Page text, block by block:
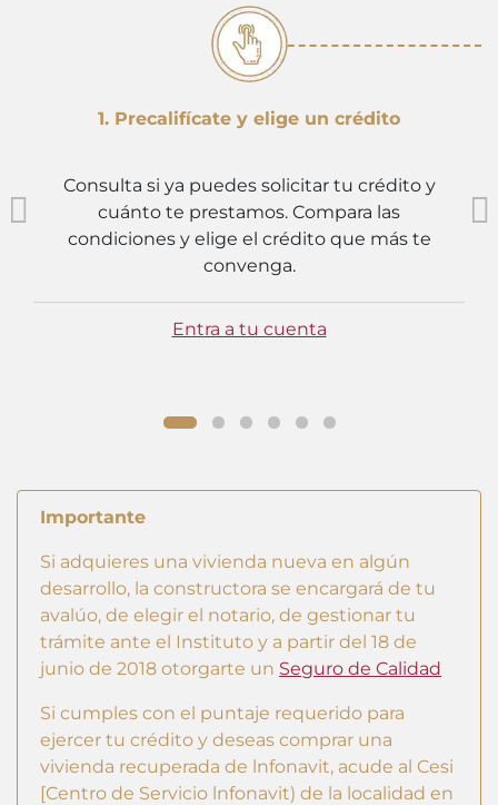
1. Precalifícate y elige un crédito
Consulta si ya puedes solicitar tu crédito y
cuánto te prestamos. Compara las
condiciones y elige el crédito que más te
convenga.
Entra a tu cuenta
Importante
Si adquieres una vivienda nueva en algún
desarrollo, la constructora se encargará de tu
avalúo, de elegir el notario, de gestionar tu
trámite ante el Instituto y a partir del 18 de
junio de 2018 otorgarte un Seguro de Calidad
Si cumples con el puntaje requerido para
ejercer tu crédito y deseas comprar una
vivienda recuperada de lnfonavit, acude al Cesi
[Centro de Servicio lnfonavit) de la localidad en